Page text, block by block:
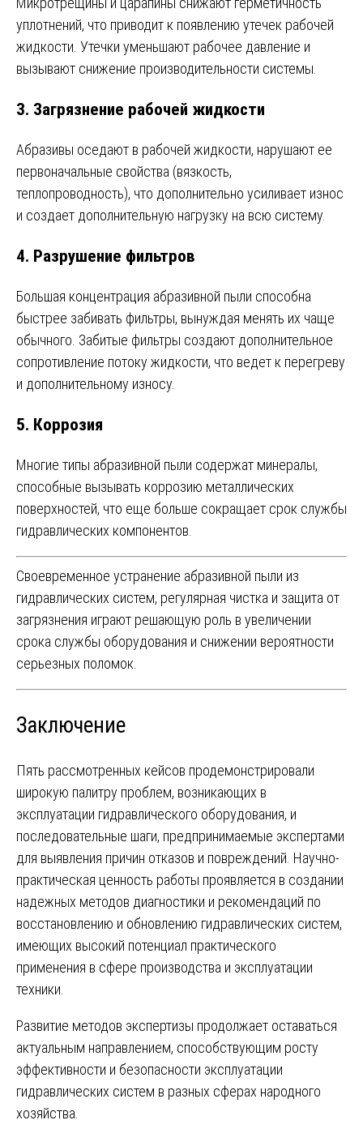
уплотнений, что приводит к появлению утечек рабочей
жидкости. Утечки уменьшают рабочее давление и
вызывают снижение производительности системы.
3. Загрязнение рабочей жидкости
Абразивы оседают в рабочей жидкости, нарушают ее
первоначальные свойства (вязкость,
теплопроводность), что дополнительно усиливает износ
и создает дополнительную нагрузку на всю систему.
4. Разрушение фильтров
Большая концентрация абразивной пыли способна
быстрее забивать фильтры, вынуждая менять их чаще
обычного. Забитые фильтры создают дополнительное
сопротивление потоку жидкости, что ведет к перегреву
и дополнительному износу.
5. Коррозия
Многие типы абразивной пыли содержат минералы,
способные вызывать коррозию металлических
поверхностей, что еще больше сокращает срок службы
гидравлических компонентов.
Своевременное устранение абразивной пыли из
гидравлических систем, регулярная чистка и защита от
загрязнения играют решающую роль в увеличении
срока службы оборудования и снижении вероятности
серьезных поломок.
Заключение
Пять рассмотренных кейсов продемонстрировали
широкую палитру проблем, возникающих в
эксплуатации гидравлического оборудования, и
последовательные шаги, предпринимаемые экспертами
для выявления причин отказов и повреждений. Научно-
практическая ценность работы проявляется в создании
надежных методов диагностики и рекомендаций по
восстановлению и обновлению гидравлических систем,
имеющих высокий потенциал практического
применения в сфере производства и эксплуатации
техники.
Развитие методов экспертизы продолжает оставаться
актуальным направлением, способствующим росту
эффективности и безопасности эксплуатации
гидравлических систем в разных сферах народного
хозяйства.